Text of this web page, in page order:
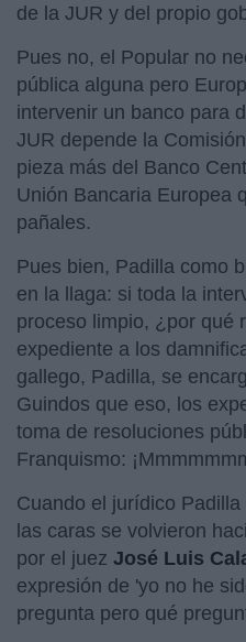
de la JUR y del propio
Pues no, el Popular no
pública alguna pero
intervenir un banco para
JUR depende la
pieza más del Banco
Unión Bancaria Europea
pañales.
Pues bien, Padilla como
en la llaga: si toda la
proceso limpio, ¿por qué
expediente a los
gallego, Padilla, se
Guindos que eso, los
toma de resoluciones
Franquismo:
Cuando el jurídico
las caras se volvieron
por el juez José Luis
expresión de 'yo no he
pregunta pero qué